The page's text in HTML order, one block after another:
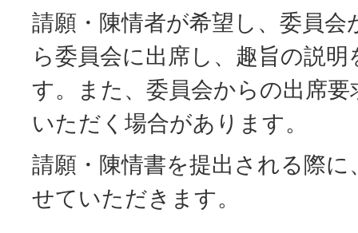
請願・陳情者が希望し、委員会
ら委員会に出席し、趣旨の説
す。また、委員会からの出席
いただく場合があります。
請願・陳情書を提出される際
せていただきます。